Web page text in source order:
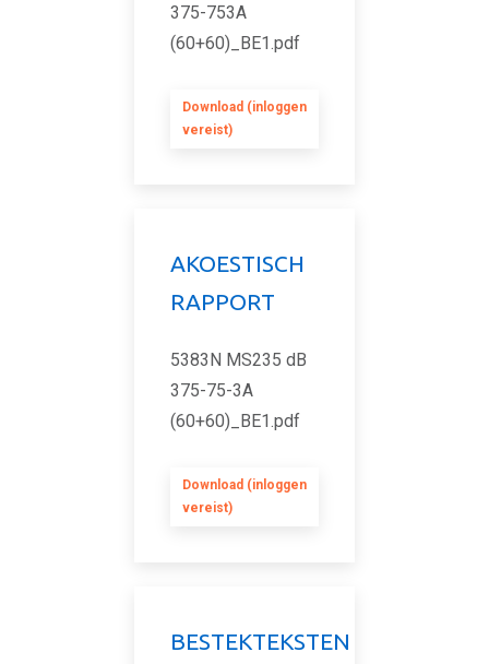
375-753A
(60+60)_BE1.pdf
Download (inloggen
vereist)
AKOESTISCH
RAPPORT
5383N MS235 dB
375-75-3A
(60+60)_BE1.pdf
Download (inloggen
vereist)
BESTEKTEKSTEN